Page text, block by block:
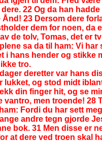
22 Og da han
Ånd! 23 Dersom dere
dem for noen, da
de tolv, Tomas, det er
sa da til ham: Vi
i hans hender og stikke
tro.
deretter var hans
lukket, og stod midt
din finger hit, og se
men troende! 28
Fordi du har sett
andre tegn gjorde
bok. 31 Men disse er
at dere ved troen skal